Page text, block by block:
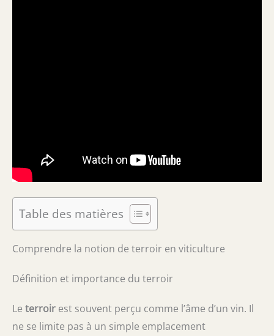
Table des matières
Comprendre la notion de terroir en viticulture
Définition et importance du terroir
Le terroir est souvent perçu comme l’âme d’un vin. Il
ne se limite pas à un simple emplacement